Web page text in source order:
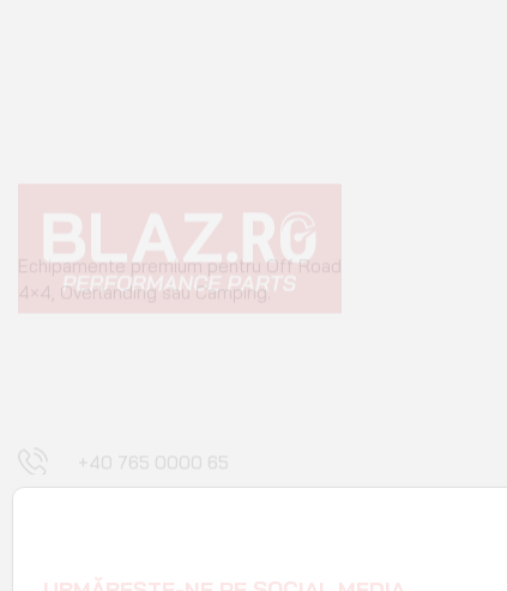
+40 765 0000 65
Luni - Vineri: 09:00 - 17:00
URMĂREȘTE-NE PE SOCIAL MEDIA